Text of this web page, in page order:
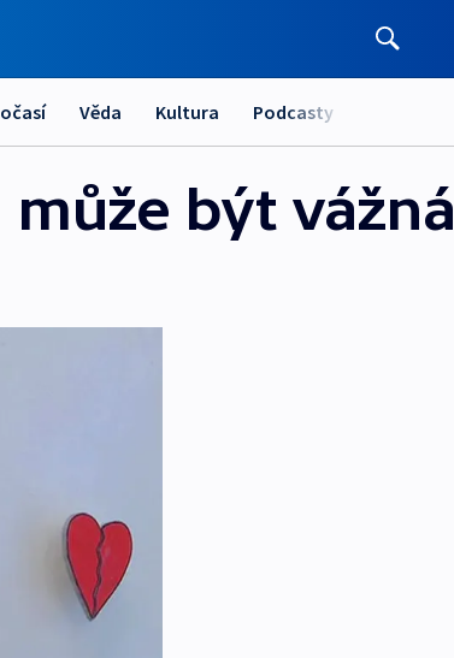
Věda Kultura Podcasty
být vážná